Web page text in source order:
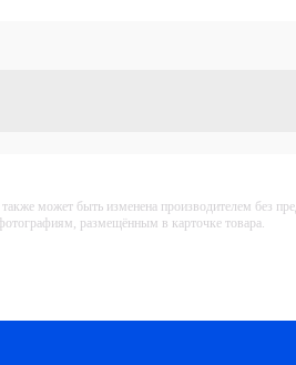
может быть изменена производителем без
размещённым в карточке товара.